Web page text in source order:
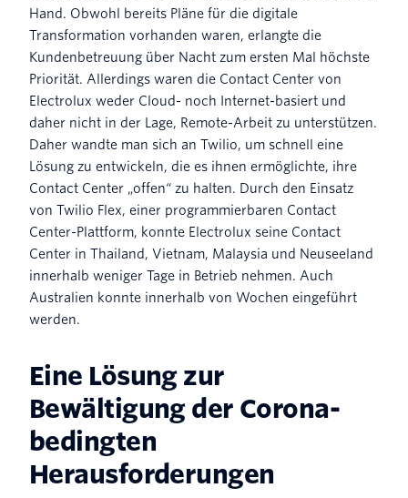
Hand. Obwohl bereits Pläne für die digitale
Transformation vorhanden waren, erlangte die
Kundenbetreuung über Nacht zum ersten Mal höchste
Priorität. Allerdings waren die Contact Center von
Electrolux weder Cloud- noch Internet-basiert und
daher nicht in der Lage, Remote-Arbeit zu unterstützen.
Daher wandte man sich an Twilio, um schnell eine
Lösung zu entwickeln, die es ihnen ermöglichte, ihre
Contact Center „offen“ zu halten. Durch den Einsatz
von Twilio Flex, einer programmierbaren Contact
Center-Plattform, konnte Electrolux seine Contact
Center in Thailand, Vietnam, Malaysia und Neuseeland
innerhalb weniger Tage in Betrieb nehmen. Auch
Australien konnte innerhalb von Wochen eingeführt
werden.
Eine Lösung zur
Bewältigung der Corona-
bedingten
Herausforderungen